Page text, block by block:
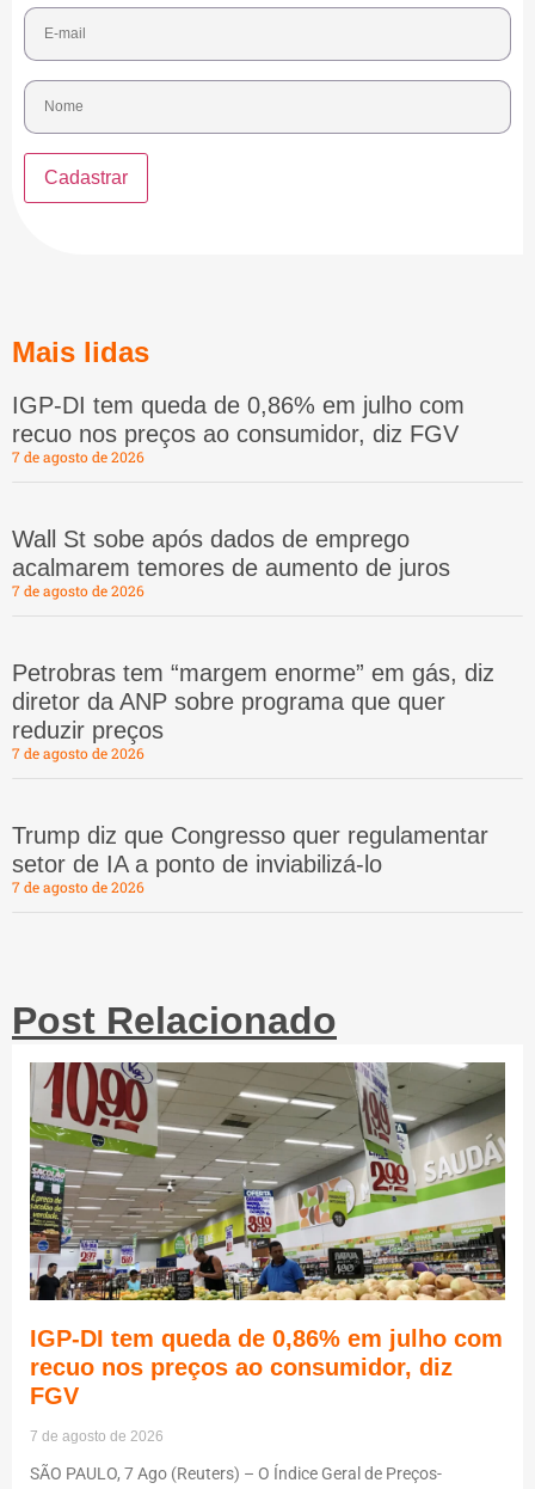
Mais lidas
IGP-DI tem queda de 0,86% em julho com
recuo nos preços ao consumidor, diz FGV
7 de agosto de 2026
Wall St sobe após dados de emprego
acalmarem temores de aumento de juros
7 de agosto de 2026
Petrobras tem “margem enorme” em gás, diz
diretor da ANP sobre programa que quer
reduzir preços
7 de agosto de 2026
Trump diz que Congresso quer regulamentar
setor de IA a ponto de inviabilizá-lo
7 de agosto de 2026
Post Relacionado
IGP-DI tem queda de 0,86% em julho com
recuo nos preços ao consumidor, diz
FGV
7 de agosto de 2026
SÃO PAULO, 7 Ago (Reuters) – O Índice Geral de Preços-